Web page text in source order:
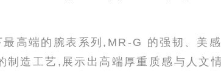
高端的腕表系列,MR-G 的强韧、美
制造工艺,展示出高端厚重质感与人文情